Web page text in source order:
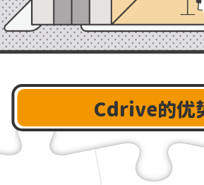
Cdrive的优